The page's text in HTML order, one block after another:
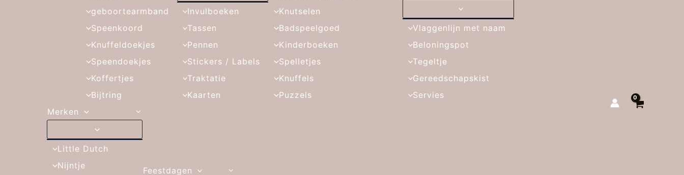
geboortearmband
Speenkoord
Knuffeldoekjes
Speendoekjes
Koffertjes
Bijtring
Invulboeken
Tassen
Pennen
Stickers / Labels
Traktatie
Kaarten
Knutselen
Badspeelgoed
Kinderboeken
Spelletjes
Knuffels
Puzzels
Vlaggenlijn met naam
Beloningspot
Tegeltje
Gereedschapskist
Servies
Merken
Little Dutch
Nijntje
Feestdagen